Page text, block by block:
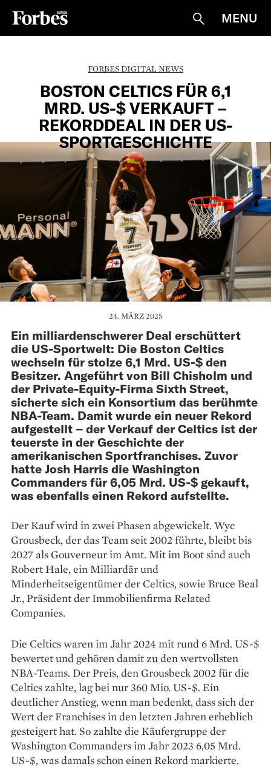
Suche
MENU
FORBES DIGITAL NEWS
BOSTON CELTICS FÜR 6,1
MRD. US-$ VERKAUFT –
REKORDDEAL IN DER US-
SPORTGESCHICHTE
24. MÄRZ 2025
Ein milliardenschwerer Deal erschüttert
die US-Sportwelt: Die Boston Celtics
wechseln für stolze 6,1 Mrd. US-$ den
Besitzer. Angeführt von Bill Chisholm und
der Private-Equity-Firma Sixth Street,
sicherte sich ein Konsortium das berühmte
NBA-Team. Damit wurde ein neuer Rekord
aufgestellt – der Verkauf der Celtics ist der
teuerste in der Geschichte der
amerikanischen Sportfranchises. Zuvor
hatte Josh Harris die Washington
Commanders für 6,05 Mrd. US-$ gekauft,
was ebenfalls einen Rekord aufstellte.
Der Kauf wird in zwei Phasen abgewickelt. Wyc
Grousbeck, der das Team seit 2002 führte, bleibt bis
2027 als Gouverneur im Amt. Mit im Boot sind auch
Robert Hale, ein Milliardär und
Minderheitseigentümer der Celtics, sowie Bruce Beal
Jr., Präsident der Immobilienfirma Related
Companies.
Die Celtics waren im Jahr 2024 mit rund 6 Mrd. US-$
bewertet und gehören damit zu den wertvollsten
NBA-Teams. Der Preis, den Grousbeck 2002 für die
Celtics zahlte, lag bei nur 360 Mio. US-$. Ein
deutlicher Anstieg, wenn man bedenkt, dass sich der
Wert der Franchises in den letzten Jahren erheblich
gesteigert hat. So zahlte die Käufergruppe der
Washington Commanders im Jahr 2023 6,05 Mrd.
US-$, was damals schon einen Rekord markierte.